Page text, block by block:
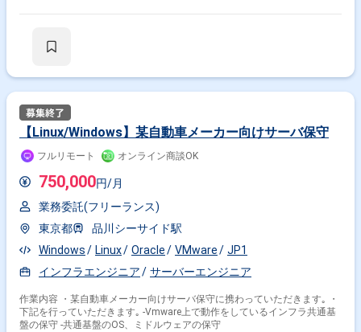
【Linux/Windows】某自動車メーカー向けサーバ保守
フルリモート オンライン商談OK
750,000円/月
業務委託(フリーランス)
東京都
品川シーサイド駅
Windows
Linux Oracle VMware
JP1
インフラエンジニア
サーバーエンジニア
作業内容 ・某自動車メーカー向けサーバ保守に携わっていただきます｡ ・
下記を行っていただきます｡ -Vmware上で動作をしているインフラ共通基
盤の保守 -共通基盤のOS、ミドルウェアの保守